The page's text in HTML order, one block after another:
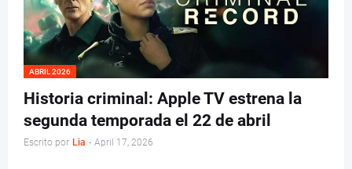
ABRIL 2026
Historia criminal: Apple TV estrena la
segunda temporada el 22 de abril
Escrito por Lia - April 17, 2026